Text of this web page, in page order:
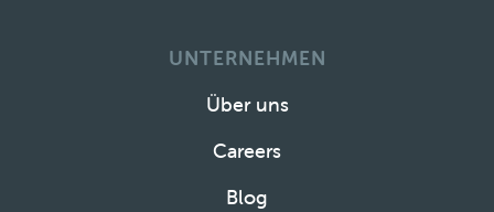
UNTERNEHMEN
Über uns
Careers
Blog